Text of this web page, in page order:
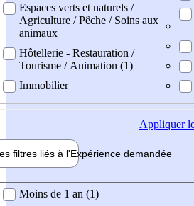
Espaces verts et naturels /
Agriculture / Pêche / Soins aux
animaux
Hôtellerie - Restauration /
Tourisme / Animation (1)
Immobilier
Appliquer
filtres liés à l'Expérience demandée
demandée
Moins de 1 an (1)